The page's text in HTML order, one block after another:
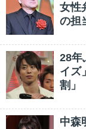
女性
の担
28年
イズ
割」
中森